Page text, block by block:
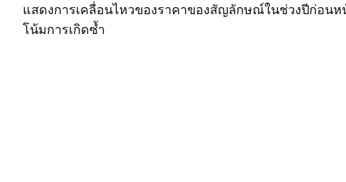
แสดงการเคลื่อนไหวของราคาของสัญลักษณ์ในช่วงปีก่อนห
โน้มการเกิดซ้ำ